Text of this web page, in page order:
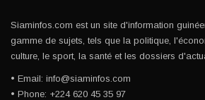
Siaminfos.com est un site d'information
gamme de sujets, tels que la politique,
culture, le sport, la santé et les dossiers
• Email: info@siaminfos.com
• Phone: +224 620 45 35 97